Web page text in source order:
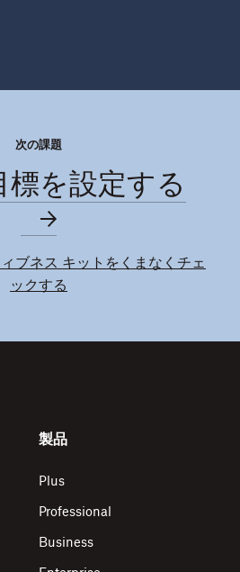
次の課題
を設定する
ブネス キットをくまなくチェ
ックする
製品
Plus
Professional
Business